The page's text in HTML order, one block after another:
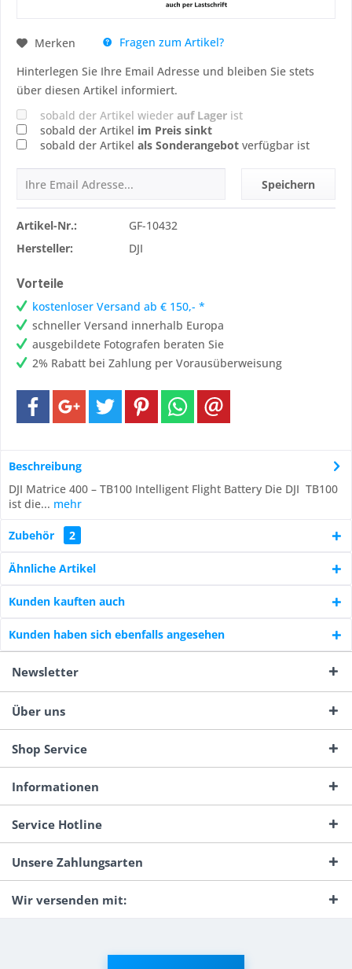
Merken
Fragen zum Artikel?
Hinterlegen Sie Ihre Email Adresse und bleiben Sie stets
über diesen Artikel informiert.
sobald der Artikel wieder auf Lager ist
sobald der Artikel im Preis sinkt
sobald der Artikel als Sonderangebot verfügbar ist
Speichern
Artikel-Nr.:
GF-10432
Hersteller:
DJI
Vorteile
kostenloser Versand ab € 150,- *
schneller Versand innerhalb Europa
ausgebildete Fotografen beraten Sie
2% Rabatt bei Zahlung per Vorausüberweisung
Beschreibung
DJI Matrice 400 – TB100 Intelligent Flight Battery Die DJI TB100
ist die... mehr
Zubehör 2
Ähnliche Artikel
Kunden kauften auch
Kunden haben sich ebenfalls angesehen
Newsletter
Über uns
Shop Service
Informationen
Service Hotline
Unsere Zahlungsarten
Wir versenden mit: